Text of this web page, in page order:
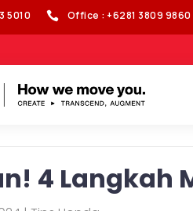
5010  Office : +6281 3809 9860
4 Langkah